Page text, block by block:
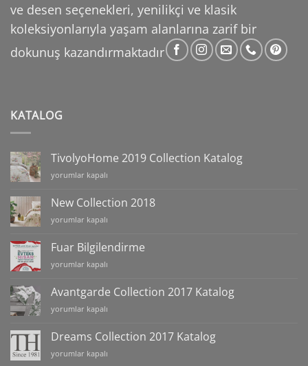
ve desen seçenekleri, yenilikçi ve klasik
koleksiyonlarıyla yaşam alanlarına zarif bir
dokunuş kazandırmaktadır
KATALOG
TivolyoHome 2019 Collection Katalog
TivolyoHome
Collection
Katalog
için
yorumlar kapalı
New Collection 2018
New
2018
için
yorumlar kapalı
Fuar Bilgilendirme
Fuar
için
yorumlar kapalı
Avantgarde Collection 2017 Katalog
Avantgarde
2017
Katalog
için
yorumlar kapalı
Dreams Collection 2017 Katalog
Dreams
yorumlar kapalı